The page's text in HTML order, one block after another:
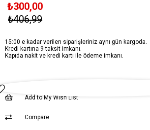
₺406,99
₺300,00
15:00 e kadar verilen siparişleriniz aynı gün kargoda.
Kredi kartına 9 taksit imkanı.
Kapıda nakit ve kredi kartı ile ödeme imkanı.
Add to My Wish List
Compare